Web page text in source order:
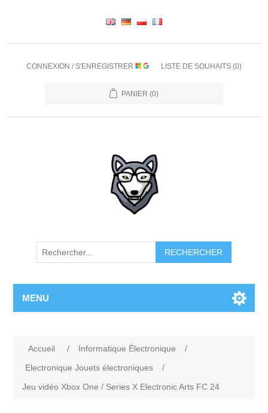
CONNEXION / S'ENREGISTRER LISTE DE SOUHAITS (0)
PANIER (0)
RECHERCHER
MENU
Accueil / Informatique Électronique
/
Electronique Jouets électroniques
/
Jeu vidéo Xbox One / Series X Electronic Arts FC 24